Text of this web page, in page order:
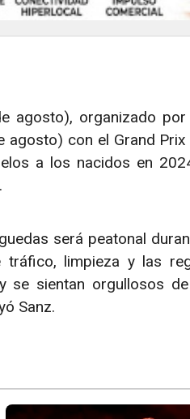
agosto), organizado
agosto) con el Grand
a los nacidos en
será peatonal
limpieza y las
se sientan orgullosos
Sanz.